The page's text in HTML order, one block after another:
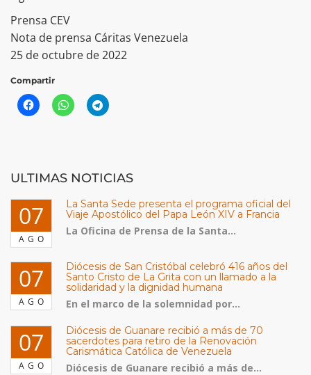
Prensa CEV
Nota de prensa Cáritas Venezuela
25 de octubre de 2022
Compartir
ULTIMAS NOTICIAS
07
AGO
La Santa Sede presenta el programa oficial del
Viaje Apostólico del Papa León XIV a Francia
La Oficina de Prensa de la Santa...
07
AGO
Diócesis de San Cristóbal celebró 416 años del
Santo Cristo de La Grita con un llamado a la
solidaridad y la dignidad humana
En el marco de la solemnidad por...
07
AGO
Diócesis de Guanare recibió a más de 70
sacerdotes para retiro de la Renovación
Carismática Católica de Venezuela
Diócesis de Guanare recibió a más de...